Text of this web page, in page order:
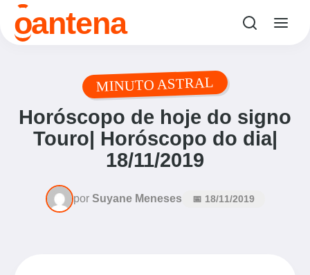
oantena
MINUTO ASTRAL
Horóscopo de hoje do signo
Touro| Horóscopo do dia|
18/11/2019
por Suyane Meneses 📅 18/11/2019